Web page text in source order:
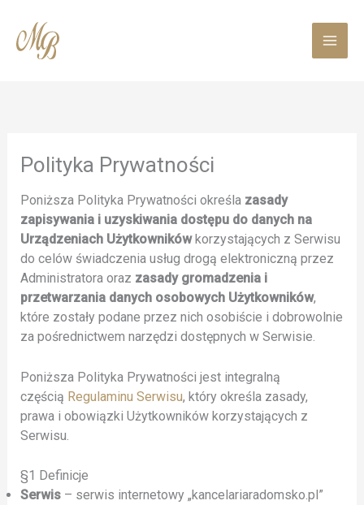
content
Polityka Prywatności
Poniższa Polityka Prywatności określa zasady
zapisywania i uzyskiwania dostępu do danych na
Urządzeniach Użytkownikówkorzystających z Serwisu
do celów świadczenia usług drogą elektroniczną przez
Administratora oraz zasady gromadzenia i
przetwarzania danych osobowych Użytkowników,
które zostały podane przez nich osobiście i dobrowolnie
za pośrednictwem narzędzi dostępnych w Serwisie.
Poniższa Polityka Prywatności jest integralną
częścią Regulaminu Serwisu, który określa zasady,
prawa i obowiązki Użytkowników korzystających z
Serwisu.
§1 Definicje
Serwis– serwis internetowy „kancelariaradomsko.pl”